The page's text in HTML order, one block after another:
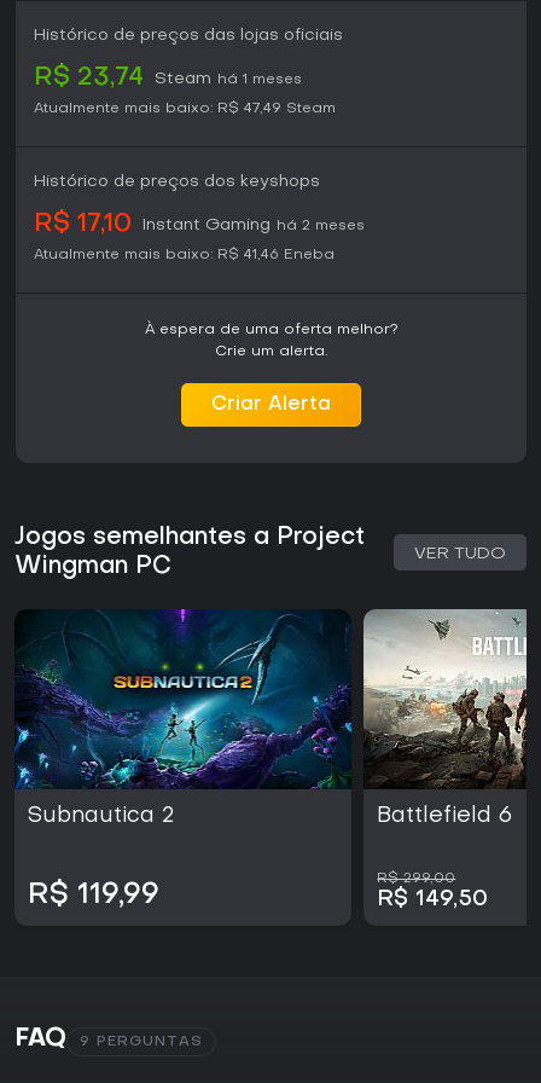
Histórico de preços das lojas oficiais
R$ 23,74 Steam
há 1 meses
Atualmente mais baixo: R$ 47,49 Steam
Histórico de preços dos keyshops
R$ 17,10 Instant Gaming
há 2 meses
Atualmente mais baixo: R$ 41,46 Eneba
À espera de uma oferta melhor?
Crie um alerta.
Criar Alerta
Jogos semelhantes a Project
Wingman PC
VER TUDO
Subnautica 2
R$ 119,99
Battlefield 6
R$ 299,00
R$ 149,50
FAQ 9 PERGUNTAS